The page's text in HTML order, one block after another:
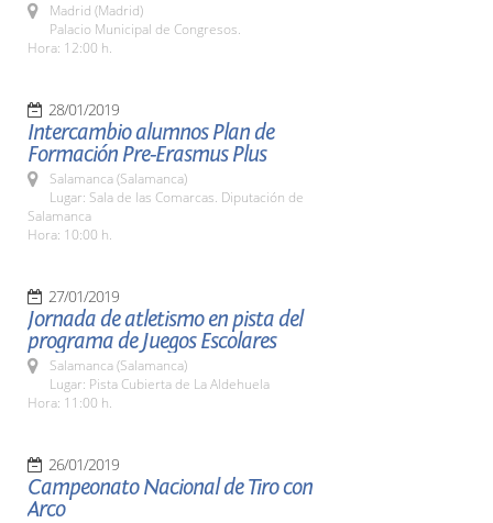
Madrid (Madrid)
Palacio Municipal de Congresos.
Hora: 12:00 h.
28/01/2019
Intercambio alumnos Plan de
Formación Pre-Erasmus Plus
Salamanca (Salamanca)
Lugar: Sala de las Comarcas. Diputación de
Salamanca
Hora: 10:00 h.
27/01/2019
Jornada de atletismo en pista del
programa de Juegos Escolares
Salamanca (Salamanca)
Lugar: Pista Cubierta de La Aldehuela
Hora: 11:00 h.
26/01/2019
Campeonato Nacional de Tiro con
Arco